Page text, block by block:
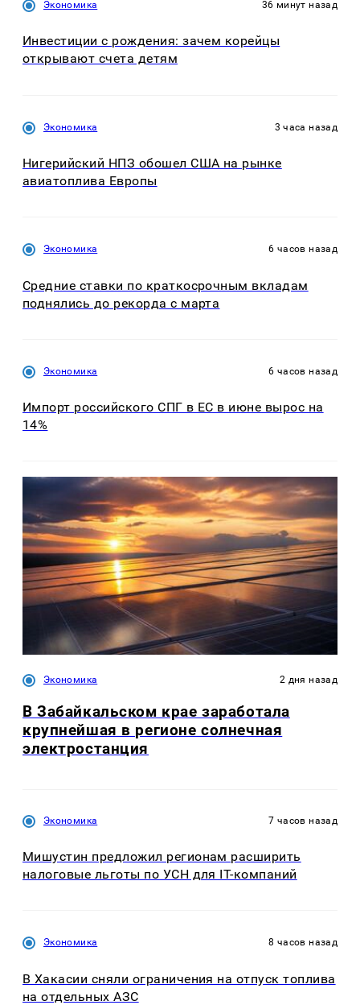
Экономика 36 минут назад
Инвестиции с рождения: зачем корейцы
открывают счета детям
Экономика 3 часа назад
Нигерийский НПЗ обошел США на рынке
авиатоплива Европы
Экономика 6 часов назад
Средние ставки по краткосрочным вкладам
поднялись до рекорда с марта
Экономика 6 часов назад
Импорт российского СПГ в ЕС в июне вырос на
14%
Экономика 2 дня назад
В Забайкальском крае заработала
крупнейшая в регионе солнечная
электростанция
Экономика 7 часов назад
Мишустин предложил регионам расширить
налоговые льготы по УСН для IT-компаний
Экономика 8 часов назад
В Хакасии сняли ограничения на отпуск топлива
на отдельных АЗС